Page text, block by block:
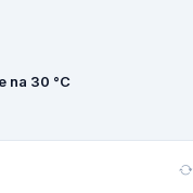
na 30 °C